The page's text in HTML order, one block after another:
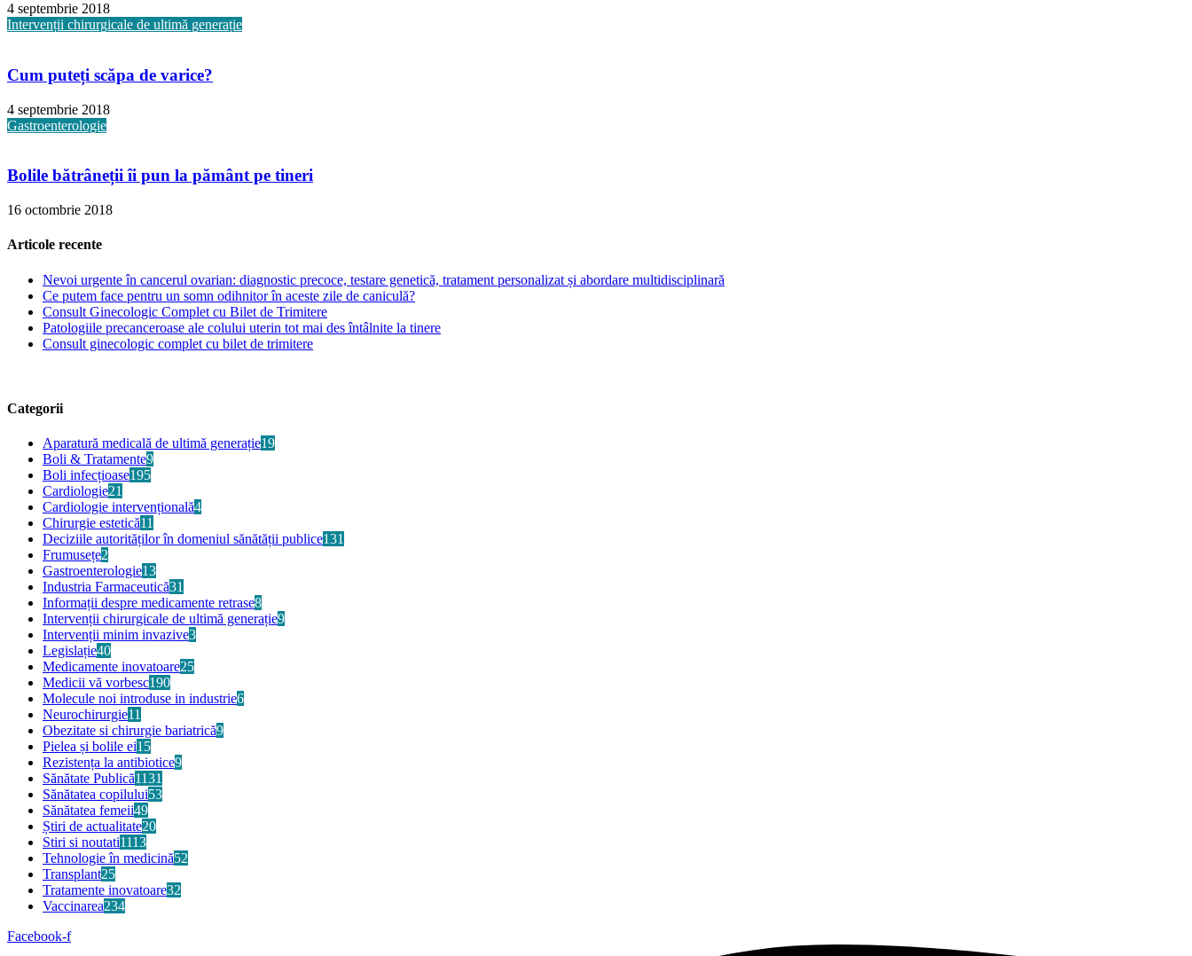
4 septembrie 2018
Intervenții chirurgicale de ultimă generație
Cum puteți scăpa de varice?
4 septembrie 2018
Gastroenterologie
Bolile bătrâneții îi pun la pământ pe tineri
16 octombrie 2018
Articole recente
Nevoi urgente în cancerul ovarian: diagnostic precoce, testare genetică, tratament personalizat și abordare multidisciplinară
Ce putem face pentru un somn odihnitor în aceste zile de caniculă?
Consult Ginecologic Complet cu Bilet de Trimitere
Patologiile precanceroase ale colului uterin tot mai des întâlnite la tinere
Consult ginecologic complet cu bilet de trimitere
Categorii
Aparatură medicală de ultimă generație19
Boli & Tratamente9
Boli infecțioase195
Cardiologie21
Cardiologie intervențională4
Chirurgie estetică11
Deciziile autorităților în domeniul sănătății publice131
Frumusețe2
Gastroenterologie13
Industria Farmaceutică31
Informații despre medicamente retrase8
Intervenții chirurgicale de ultimă generație9
Intervenții minim invazive3
Legislație40
Medicamente inovatoare25
Medicii vă vorbesc190
Molecule noi introduse in industrie6
Neurochirurgie11
Obezitate si chirurgie bariatrică9
Pielea și bolile ei15
Rezistența la antibiotice9
Sănătate Publică1131
Sănătatea copilului53
Sănătatea femeii49
Știri de actualitate20
Stiri si noutati1113
Tehnologie în medicină52
Transplant25
Tratamente inovatoare32
Vaccinarea234
Facebook-f